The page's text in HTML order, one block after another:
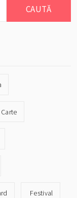
Carte
Festival